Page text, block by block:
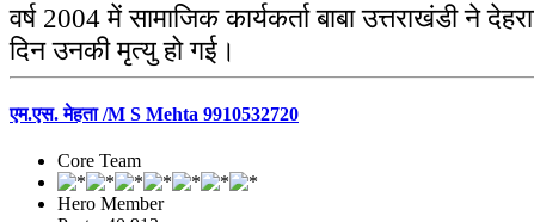
वर्ष 2004 में सामाजिक कार्यकर्ता बाबा
दिन उनकी मृत्यु हो गई।
एम.एस. मेहता /M S Mehta 9910532720
Core Team
Hero Member